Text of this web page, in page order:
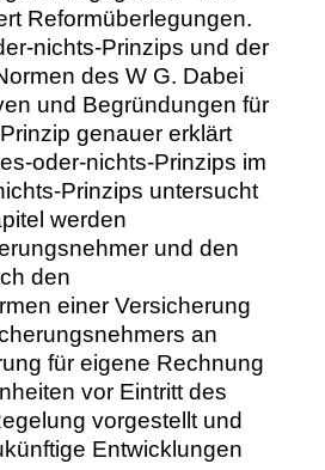
Reformüberlegungen.
nichts-Prinzips und der
des W G. Dabei
und Begründungen für
genauer erklärt
oder-nichts-Prinzips im
Prinzips untersucht
werden
und den
den
einer Versicherung
an
für eigene Rechnung
vor Eintritt des
vorgestellt und
Entwicklungen